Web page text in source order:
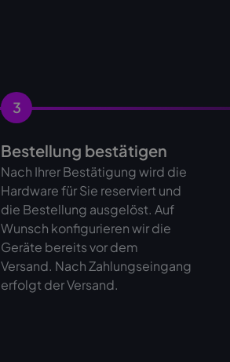
3
Bestellung bestätigen
Nach Ihrer Bestätigung wird die
Hardware für Sie reserviert und
die Bestellung ausgelöst. Auf
Wunsch konfigurieren wir die
Geräte bereits vor dem
Versand. Nach Zahlungseingang
erfolgt der Versand.